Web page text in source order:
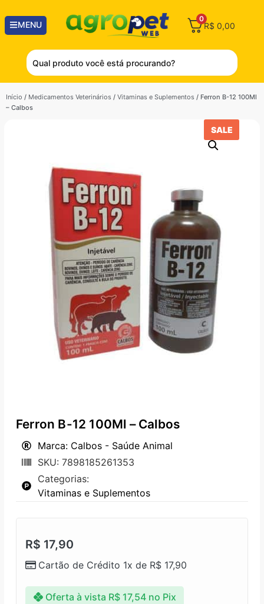
MENU
0
R$ 0,00
Início / Medicamentos Veterinários / Vitaminas e Suplementos / Ferron B-12 100Ml
– Calbos
SALE
Ferron B-12 100Ml – Calbos
Marca: Calbos - Saúde Animal
SKU: 7898185261353
Categorias:
Vitaminas e Suplementos
R$ 17,90
Cartão de Crédito 1x de R$ 17,90
Oferta à vista R$17,54 no Pix